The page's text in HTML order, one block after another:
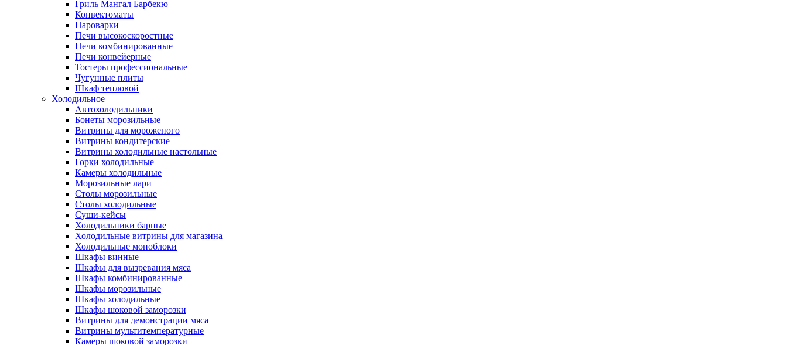
Гриль Мангал Барбекю
Конвектоматы
Пароварки
Печи высокоскоростные
Печи комбинированные
Печи конвейерные
Тостеры профессиональные
Чугунные плиты
Шкаф тепловой
Холодильное
Автохолодильники
Бонеты морозильные
Витрины для мороженого
Витрины кондитерские
Витрины холодильные настольные
Горки холодильные
Камеры холодильные
Морозильные лари
Столы морозильные
Столы холодильные
Суши-кейсы
Холодильники барные
Холодильные витрины для магазина
Холодильные моноблоки
Шкафы винные
Шкафы для вызревания мяса
Шкафы комбинированные
Шкафы морозильные
Шкафы холодильные
Шкафы шоковой заморозки
Витрины для демонстрации мяса
Витрины мультитемпературные
Камеры шоковой заморозки